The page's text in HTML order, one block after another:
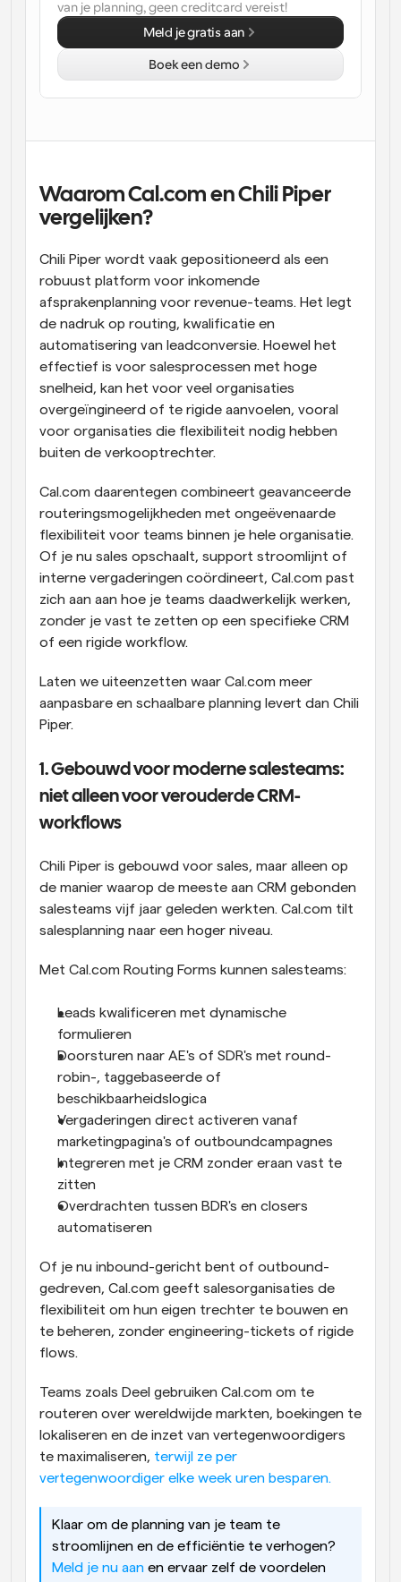
oproepen
Automatiseer planning en herinneringen
Dynamische Groep Links
Webhooks
Ontvang een melding wanneer er iets gebeurt
Waarom Cal.com en Chili Piper
vergelijken?
Chili Piper wordt vaak gepositioneerd als een
robuust platform voor inkomende
afsprakenplanning voor revenue-teams. Het legt
de nadruk op routing, kwalificatie en
automatisering van leadconversie. Hoewel het
effectief is voor salesprocessen met hoge
snelheid, kan het voor veel organisaties
overgeïngineerd of te rigide aanvoelen, vooral
voor organisaties die flexibiliteit nodig hebben
buiten de verkooptrechter.
Cal.com daarentegen combineert geavanceerde
routeringsmogelijkheden met ongeëvenaarde
flexibiliteit voor teams binnen je hele organisatie.
Of je nu sales opschaalt, support stroomlijnt of
interne vergaderingen coördineert, Cal.com past
zich aan aan hoe je teams daadwerkelijk werken,
zonder je vast te zetten op een specifieke CRM
of een rigide workflow.
Laten we uiteenzetten waar Cal.com meer
aanpasbare en schaalbare planning levert dan Chili
Piper.
1. Gebouwd voor moderne salesteams:
niet alleen voor verouderde CRM-
workflows
Chili Piper is gebouwd voor sales, maar alleen op
de manier waarop de meeste aan CRM gebonden
salesteams vijf jaar geleden werkten. Cal.com tilt
salesplanning naar een hoger niveau.
Met Cal.com Routing Forms kunnen salesteams:
Leads kwalificeren met dynamische
formulieren
Doorsturen naar AE's of SDR's met round-
robin-, taggebaseerde of
beschikbaarheidslogica
Vergaderingen direct activeren vanaf
marketingpagina's of outboundcampagnes
Integreren met je CRM zonder eraan vast te
zitten
Overdrachten tussen BDR's en closers
automatiseren
Of je nu inbound-gericht bent of outbound-
gedreven, Cal.com geeft salesorganisaties de
flexibiliteit om hun eigen trechter te bouwen en
te beheren, zonder engineering-tickets of rigide
flows.
Teams zoals Deel gebruiken Cal.com om te
routeren over wereldwijde markten, boekingen te
lokaliseren en de inzet van vertegenwoordigers
te maximaliseren, terwijl ze per
vertegenwoordiger elke week uren besparen.
Klaar om de planning van je team te
Meld je nu aan en ervaar zelf de voordelen
van je planning, geen creditcard vereist!
Meld je gratis aan
Boek een demo